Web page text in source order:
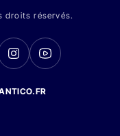
droits réservés.